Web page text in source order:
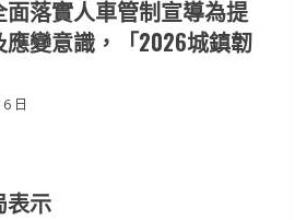
落實人車管制宣導為提
變意識，「2026城鎮韌
日
表示